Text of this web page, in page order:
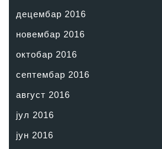
децембар 2016
новембар 2016
октобар 2016
септембар 2016
август 2016
јул 2016
јун 2016